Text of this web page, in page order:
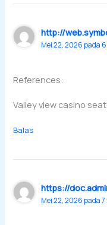
http://
Mei 22, 2026 pada
References:
Valley view casino
Balas
https://
Mei 22, 2026 pada